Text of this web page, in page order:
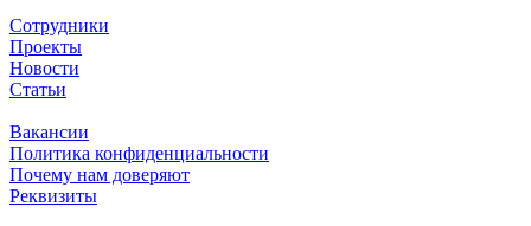
Сотрудники
Проекты
Новости
Статьи
Вакансии
Политика конфиденциальности
Почему нам доверяют
Реквизиты